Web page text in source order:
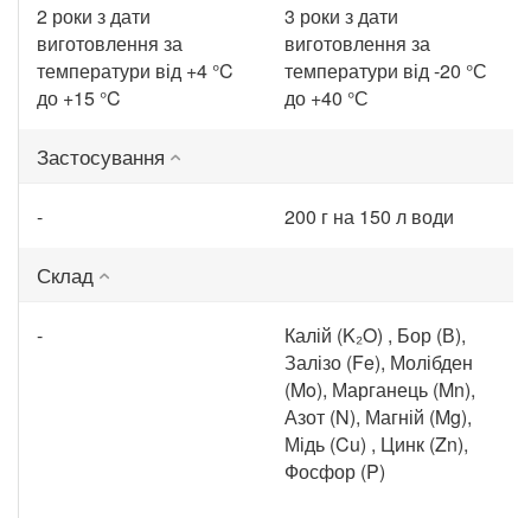
2 роки з дати
виготовлення за
температури від +4 °C
до +15 °C
3 роки з дати
виготовлення за
температури від -20 °С
до +40 °С
Застосування
- 200 г на 150 л води
Склад
-
Калій (K₂O) , Бор (В),
Залізо (Fe), Молібден
(Mo), Марганець (Mn),
Азот (N), Магній (Mg),
Мідь (Cu) , Цинк (Zn),
Фосфор (P)